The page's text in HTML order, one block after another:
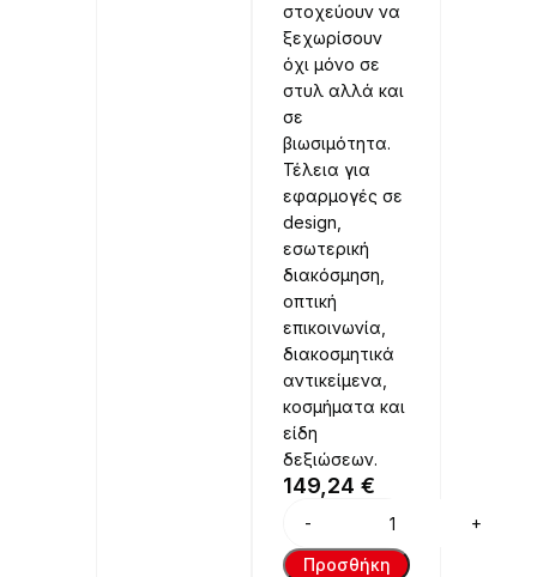
στοχεύουν να
ξεχωρίσουν
όχι μόνο σε
στυλ αλλά και
σε
βιωσιμότητα.
Τέλεια για
εφαρμογές σε
design,
εσωτερική
διακόσμηση,
οπτική
επικοινωνία,
διακοσμητικά
αντικείμενα,
κοσμήματα και
είδη
δεξιώσεων.
149,24€
Προσθήκη